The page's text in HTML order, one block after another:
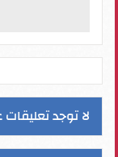
لا توجد تعليقات